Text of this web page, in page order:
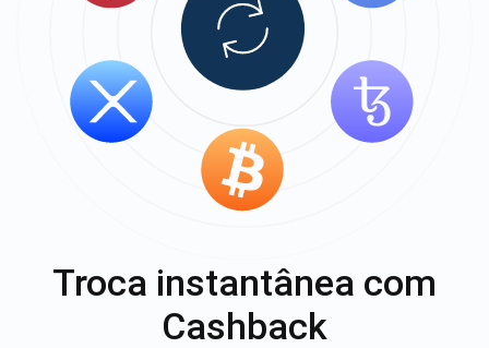
Troca instantânea com
Cashback